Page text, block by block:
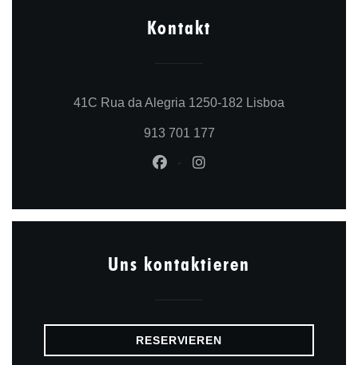
Kontakt
41C Rua da Alegria 1250-182 Lisboa
913 701 177
Facebook ((öffnet ein neues
Uns kontaktieren
RESERVIEREN